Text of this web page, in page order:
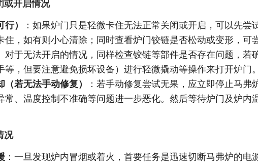
或开启情况
）
：如果炉门只是轻微卡住无法正常关闭或开启，可以先
住，如有则小心清除；同时查看炉门铰链是否松动或变形，可
对于无法开启的情况，同样检查铰链等部件是否存在问题，若
等，但要注意避免损坏设备）进行轻微撬动等操作来打开炉门。
若无法手动修复）
：若手动修复尝试无果，应立即停止马
常、温度控制不准确等问题进一步恶化。然后等待炉门及炉内
况
：一旦发现炉内冒烟或着火，首要任务是迅速切断马弗炉的